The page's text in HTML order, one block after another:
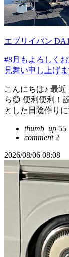
エブリイバン
#8月もよろしく
見舞い申し上げ
こんにちは♪ 最
ら😊 便利便利！
とした日陰作り
thumb_up 55
comment2
2026/08/06 08:08